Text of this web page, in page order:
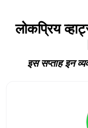
लोकप्रिय
इस सप्ताह इन